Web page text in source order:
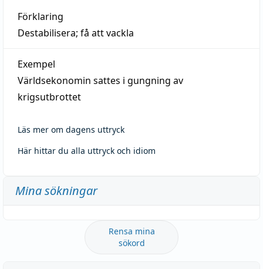
Förklaring
Destabilisera; få att vackla
Exempel
Världsekonomin sattes i gungning av
krigsutbrottet
Läs mer om dagens uttryck
Här hittar du alla uttryck och idiom
Mina sökningar
Rensa mina
sökord